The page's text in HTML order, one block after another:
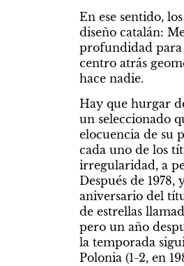
En ese sentido,
diseño catalán:
profundidad para
centro atrás
hace nadie.
Hay que hurgar
un seleccionado
elocuencia de su
cada uno de los
irregularidad, a
Después de
aniversario del
de estrellas
pero un año
la temporada
Polonia (1-2, en